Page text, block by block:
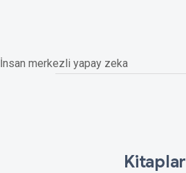
İnsan merkezli yapay zeka
Kitaplar